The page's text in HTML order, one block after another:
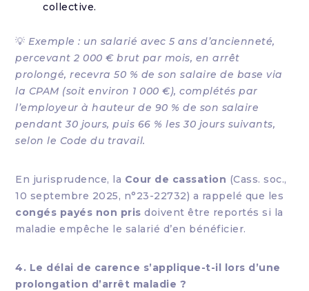
collective.
💡 Exemple : un salarié avec 5 ans d’ancienneté,
percevant 2 000 € brut par mois, en arrêt
prolongé, recevra 50 % de son salaire de base via
la CPAM (soit environ 1 000 €), complétés par
l’employeur à hauteur de 90 % de son salaire
pendant 30 jours, puis 66 % les 30 jours suivants,
selon le Code du travail.
En jurisprudence, la Cour de cassation (Cass. soc.,
10 septembre 2025, n°23-22732) a rappelé que les
congés payés non pris doivent être reportés si la
maladie empêche le salarié d’en bénéficier.
4. Le délai de carence s’applique-t-il lors d’une
prolongation d’arrêt maladie ?